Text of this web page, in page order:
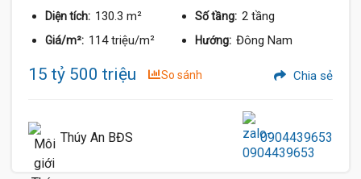
Diện tích: 130.3 m² Số tầng: 2 tầng
Giá/m²: 114 triệu/m² Hướng: Đông Nam
15 tỷ 500 triệu So sánh Chia sẻ
Thúy An BĐS 0904439653